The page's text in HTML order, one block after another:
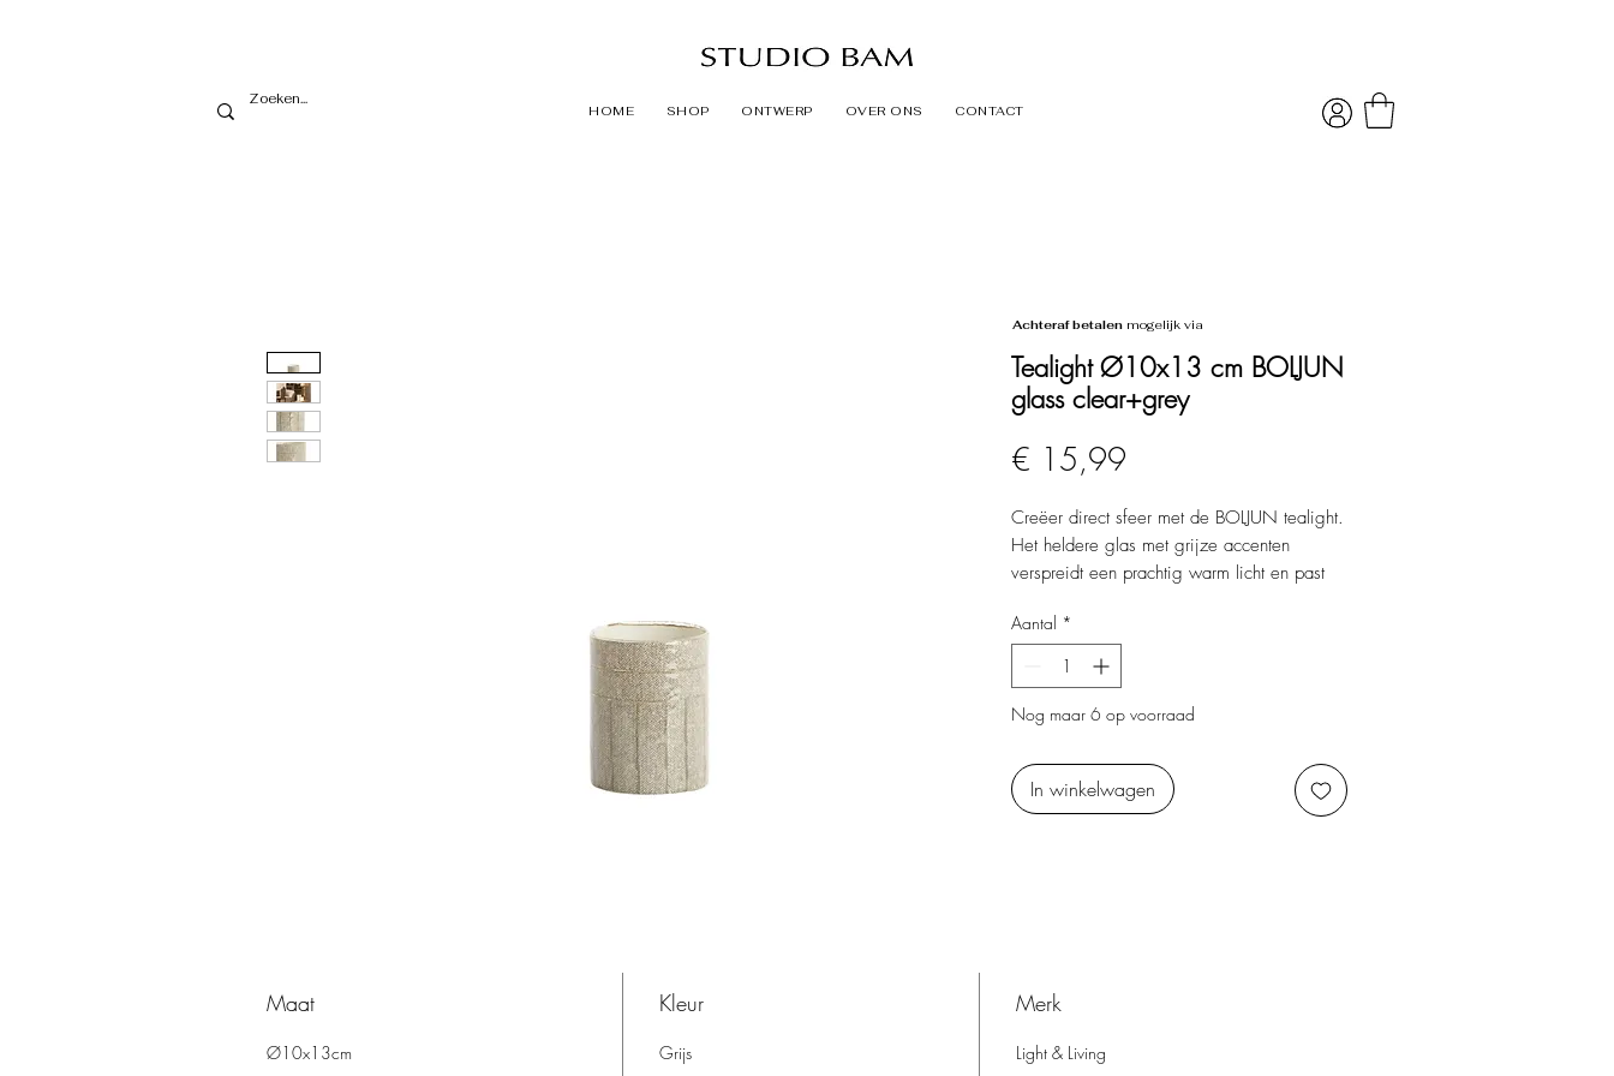
HOME SHOP ONTWERP OVER ONS CONTACT
Tealight Ø10x13 cm BOLJUN
glass clear+grey
€ 15,99
Creëer direct sfeer met de BOLJUN tealight.
Het heldere glas met grijze accenten
verspreidt een prachtig warm licht en past
Aantal *
Nog maar 6 op voorraad
In winkelwagen
Maat
Ø10x13cm
Kleur
Grijs
Merk
Light & Living
Achteraf betalen mogelijk via